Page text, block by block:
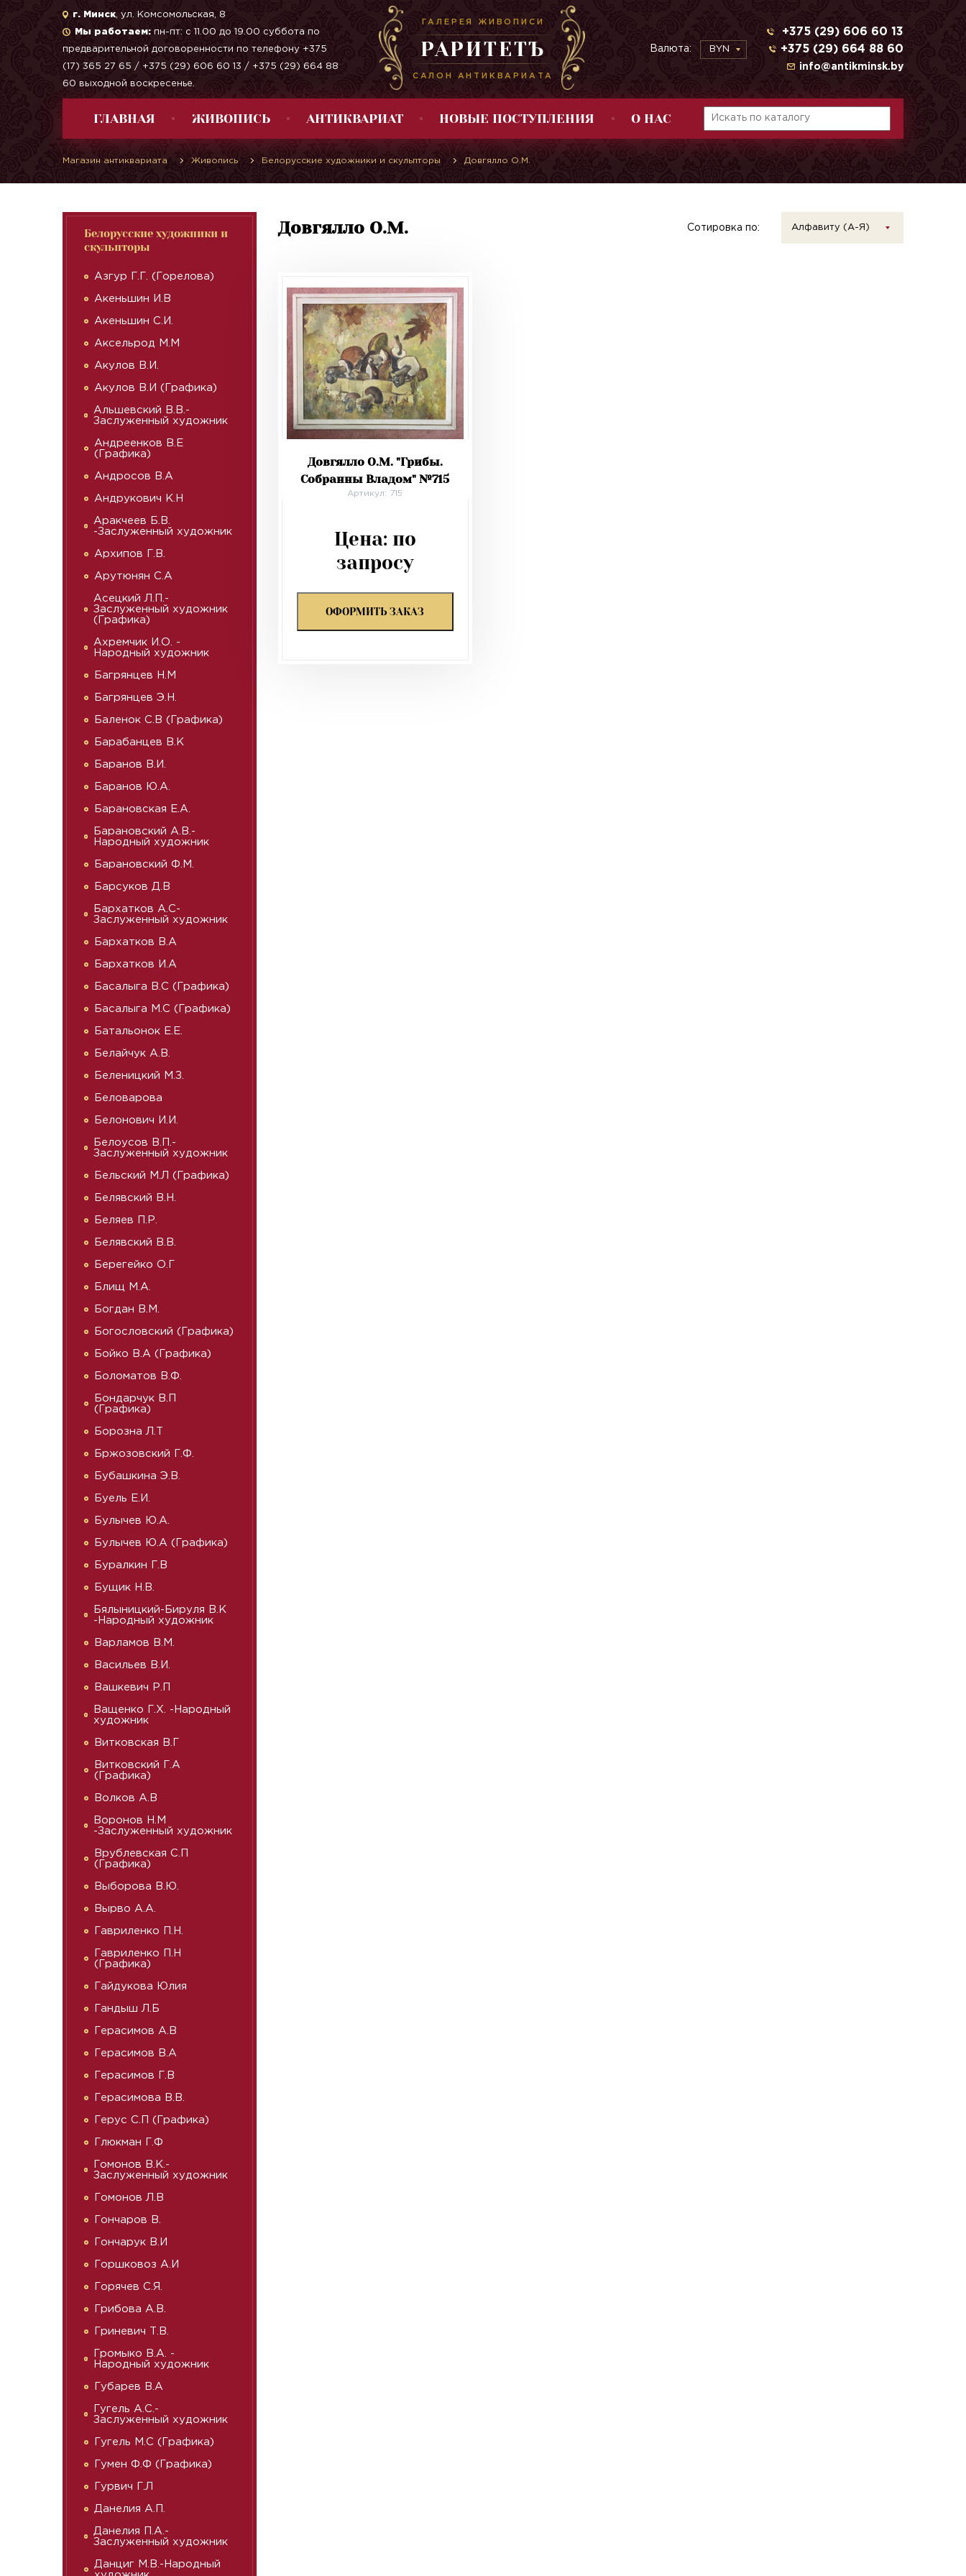
ГАЛЕРЕЯ ЖИВОПИСИ
РАРИТЕТЪ
САЛОН АНТИКВАРИАТА
г. Минск , ул. Комсомольская, 8
Мы работаем: пн-пт: с 11.00 до 19.00 суббота по
предварительной договоренности по телефону +375
(17) 365 27 65 / +375 (29) 606 60 13 / +375 (29) 664 88
60 выходной воскресенье.
Валюта: BYN
+375 (29) 606 60 13
+375 (29) 664 88 60
info@antikminsk.by
ГЛАВНАЯ ЖИВОПИСЬ АНТИКВАРИАТ НОВЫЕ ПОСТУПЛЕНИЯ О НАС
Магазин антиквариата Живопись Белорусские художники и скульпторы Довгялло О.М.
Белорусские художники и
скульпторы
Азгур Г.Г. (Горелова)
Акеньшин И.В
Акеньшин С.И.
Аксельрод М.М
Акулов В.И.
Акулов В.И (Графика)
Альшевский В.В.-
Заслуженный художник
Андреенков В.Е
(Графика)
Андросов В.А
Андрукович К.Н
Аракчеев Б.В.
-Заслуженный художник
Архипов Г.В.
Арутюнян С.А
Асецкий Л.П.-
Заслуженный художник
(Графика)
Ахремчик И.О. -
Народный художник
Багрянцев Н.М
Багрянцев Э.Н.
Баленок С.В (Графика)
Барабанцев В.К
Баранов В.И.
Баранов Ю.А.
Барановская Е.А.
Барановский А.В.-
Народный художник
Барановский Ф.М.
Барсуков Д.В
Бархатков А.С-
Заслуженный художник
Бархатков В.А
Бархатков И.А
Басалыга В.С (Графика)
Басалыга М.С (Графика)
Батальонок Е.Е.
Белайчук А.В.
Беленицкий М.З.
Беловарова
Белонович И.И.
Белоусов В.П.-
Заслуженный художник
Бельский М.Л (Графика)
Белявский В.Н.
Беляев П.Р.
Белявский В.В.
Берегейко О.Г
Блищ М.А.
Богдан В.М.
Богословский (Графика)
Бойко В.А (Графика)
Боломатов В.Ф.
Бондарчук В.П
(Графика)
Борозна Л.Т
Бржозовский Г.Ф.
Бубашкина Э.В.
Буель Е.И.
Булычев Ю.А.
Булычев Ю.А (Графика)
Буралкин Г.В
Бущик Н.В.
Бялыницкий-Бируля В.К
-Народный художник
Варламов В.М.
Васильев В.И.
Вашкевич Р.П
Ващенко Г.Х. -Народный
художник
Витковская В.Г
Витковский Г.А
(Графика)
Волков А.В
Воронов Н.М
-Заслуженный художник
Врублевская С.П
(Графика)
Выборова В.Ю.
Вырво А.А.
Гавриленко П.Н.
Гавриленко П.Н
(Графика)
Гайдукова Юлия
Гандыш Л.Б
Герасимов А.В
Герасимов В.А
Герасимов Г.В
Герасимова В.В.
Герус С.П (Графика)
Глюкман Г.Ф
Гомонов В.К.-
Заслуженный художник
Гомонов Л.В
Гончаров В.
Гончарук В.И
Горшковоз А.И
Горячев С.Я.
Грибова А.В.
Гриневич Т.В.
Громыко В.А. -
Народный художник
Губарев В.А
Гугель А.С.-
Заслуженный художник
Гугель М.С (Графика)
Гумен Ф.Ф (Графика)
Гурвич Г.Л
Данелия А.П.
Данелия П.А.-
Заслуженный художник
Данциг М.В.-Народный
Довгялло О.М. Сотировка по: Алфавиту (А-Я)
Довгялло О.М. "Грибы.
Собранны Владом" №715
Артикул: 715
Цена: по
запросу
ОФОРМИТЬ ЗАКАЗ